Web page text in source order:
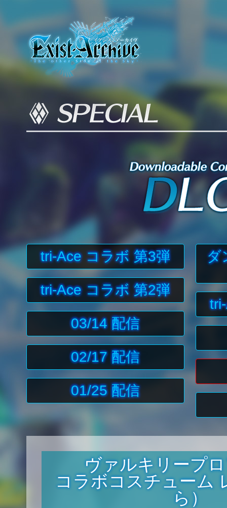
tri-Ace コラボ 第3弾 ダ
tri-Ace コラボ 第2弾
03/14 配信
02/17 配信
01/25 配信
ヴァルキリープ
コラボコスチューム
ら）